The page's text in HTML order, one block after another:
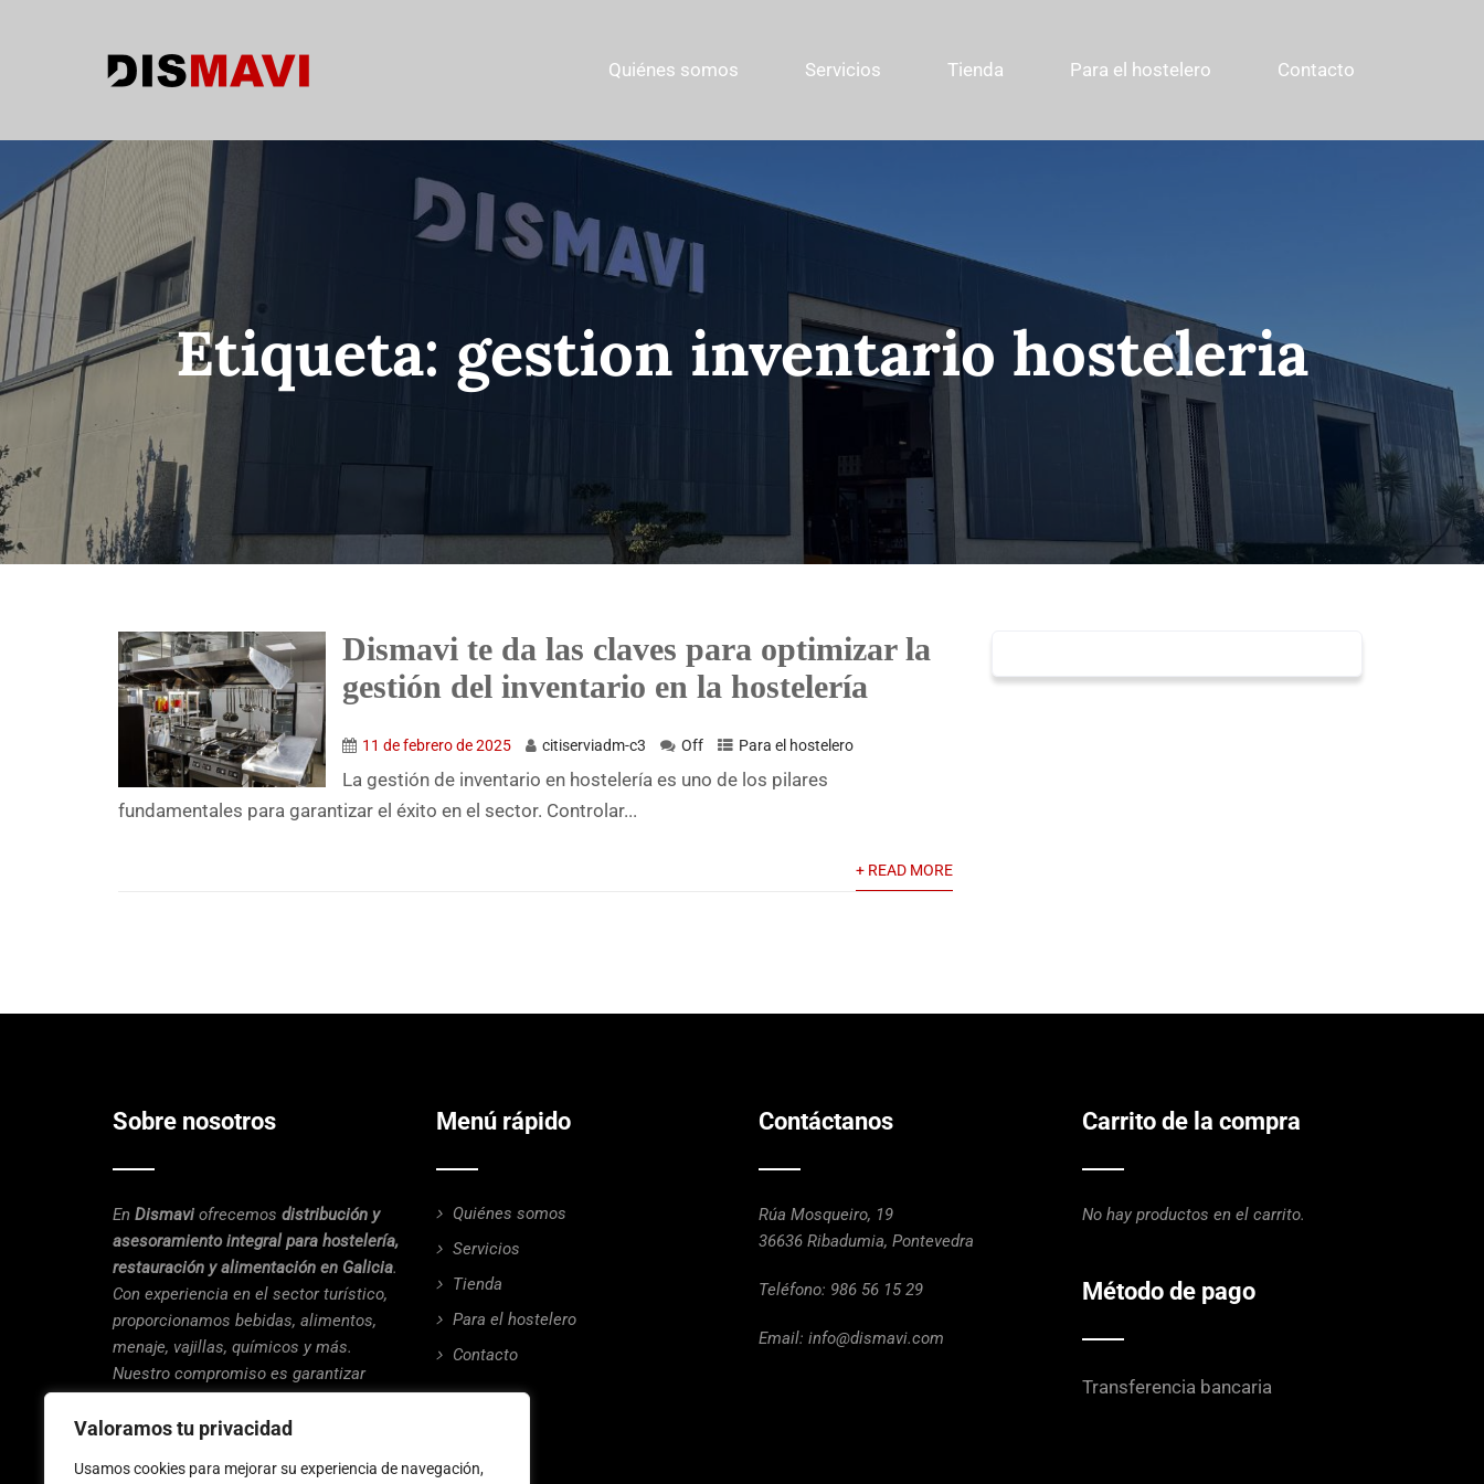
Valoramos tu privacidad
Usamos cookies para mejorar su experiencia de navegación,
Quiénes somos Servicios Tienda Para el hostelero Contacto
Etiqueta: gestion inventario hosteleria
Dismavi te da las claves para optimizar la
gestión del inventario en la hostelería
11 de febrero de 2025 citiserviadm-c3 Off Para el hostelero
La gestión de inventario en hostelería es uno de los pilares
fundamentales para garantizar el éxito en el sector. Controlar...
+ READ MORE
Sobre nosotros
En Dismavi ofrecemos distribución y
asesoramiento integral para hostelería,
restauración y alimentación en Galicia.
Con experiencia en el sector turístico,
proporcionamos bebidas, alimentos,
menaje, vajillas, químicos y más.
Nuestro compromiso es garantizar
personalizadas para ayudar a tu
prioridad.
Menú rápido
Quiénes somos
Servicios
Tienda
Para el hostelero
Contacto
Contáctanos
Rúa Mosqueiro, 19
36636 Ribadumia, Pontevedra
Teléfono: 986 56 15 29
Email: info@dismavi.com
Carrito de la compra
No hay productos en el carrito.
Método de pago
Transferencia bancaria